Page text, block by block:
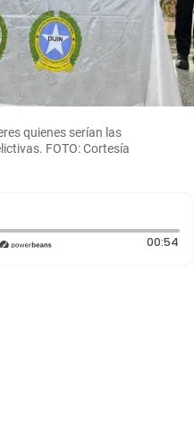
quienes serían las
FOTO: Cortesía
0 segundos 00:54